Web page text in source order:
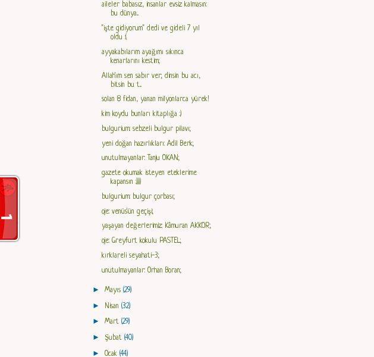
aileler babasız, insanlar evsiz kalmasın:
bu dünya...
"işte gidiyorum" dedi ve gideli 7 yıl
oldu :(
ayyakabılarım ayağımı sıkınca
kenarlarını kestim;
Allah'ım sen sabır ver; dinsin bu acı,
bitsin bu t...
solan 8 fidan, yanan milyonlarca yürek!
kim koydu bunları kitaplığa :)
bulgurium: sebzeli bulgur pilavı;
yeni doğan hazırlıkları: Adil Berk;
unutulmayanlar: Tanju OKAN;
gazete okumak isteyen eteklerime
kapansın :))))
bulgurium: bulgur çorbası;
oje: venüs'ün geçişi;
yaşayan değerlerimiz: Kâmuran AKKOR;
oje: Greyfurt kokulu PASTEL;
kırklareli seyahati-3;
unutulmayanlar: Orhan Boran;
► Mayıs (29)
► Nisan (32)
► Mart (29)
► Şubat (40)
► Ocak (44)